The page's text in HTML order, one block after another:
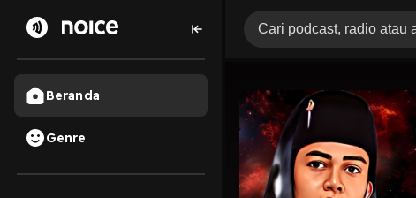
Beranda
Genre